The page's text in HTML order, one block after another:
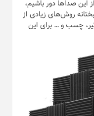
این صداها دور باشیم،
روش‌های زیادی از
چسب و … برای این